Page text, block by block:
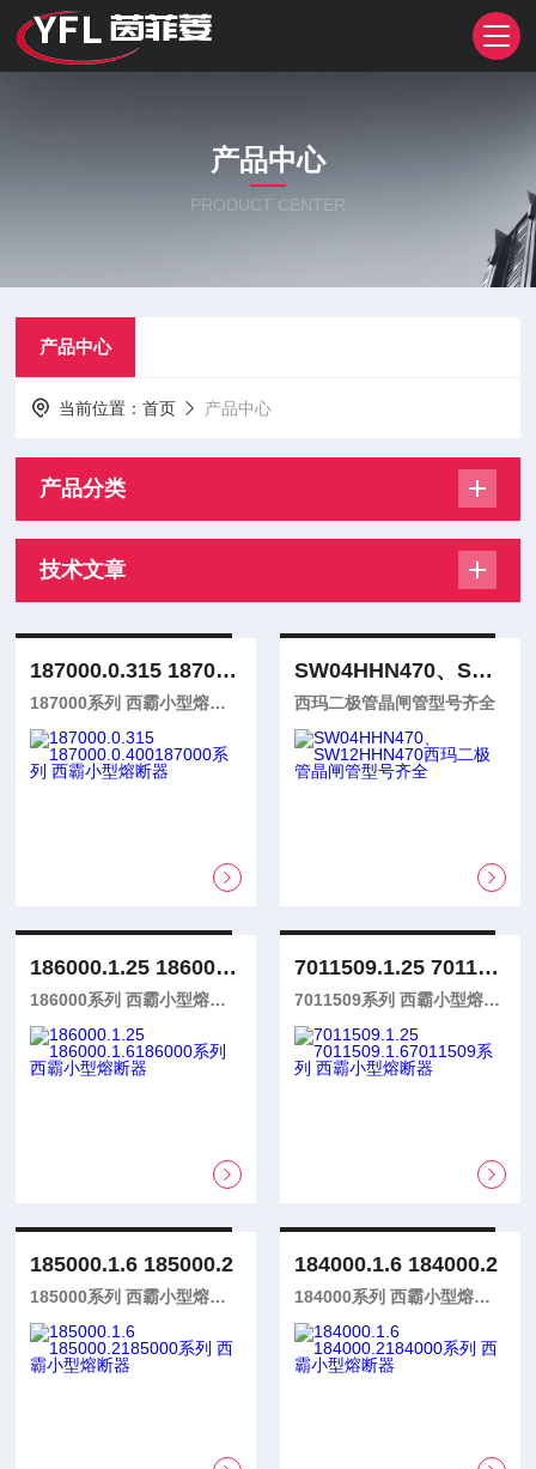
产品中心
PRODUCT CENTER
产品中心
当前位置：首页 产品中心
产品分类
技术文章
187000.0.315 187000.0.400
187000系列 西霸小型熔断器
SW04HHN470、SW12HHN470
西玛二极管晶闸管型号齐全
186000.1.25 186000.1.6
186000系列 西霸小型熔断器
7011509.1.25 7011509.1.6
7011509系列 西霸小型熔断器
185000.1.6 185000.2
185000系列 西霸小型熔断器
184000.1.6 184000.2
184000系列 西霸小型熔断器